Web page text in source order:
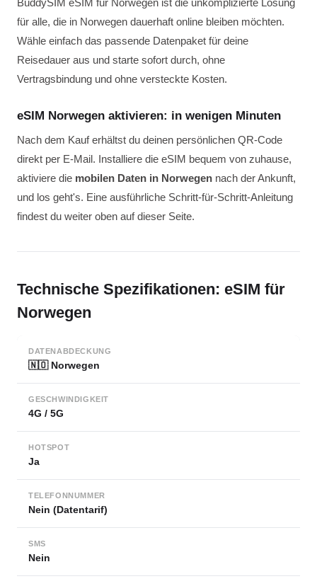
BuddySIM eSIM für Norwegen ist die unkomplizierte Lösung
für alle, die in Norwegen dauerhaft online bleiben möchten.
Wähle einfach das passende Datenpaket für deine
Reisedauer aus und starte sofort durch, ohne
Vertragsbindung und ohne versteckte Kosten.
eSIM Norwegen aktivieren: in wenigen Minuten
Nach dem Kauf erhältst du deinen persönlichen QR-Code
direkt per E-Mail. Installiere die eSIM bequem von zuhause,
aktiviere die mobilen Daten in Norwegen nach der Ankunft,
und los geht's. Eine ausführliche Schritt-für-Schritt-Anleitung
findest du weiter oben auf dieser Seite.
Technische Spezifikationen: eSIM für
Norwegen
DATENABDECKUNG
🇳🇴 Norwegen
GESCHWINDIGKEIT
4G / 5G
HOTSPOT
Ja
TELEFONNUMMER
Nein (Datentarif)
SMS
Nein